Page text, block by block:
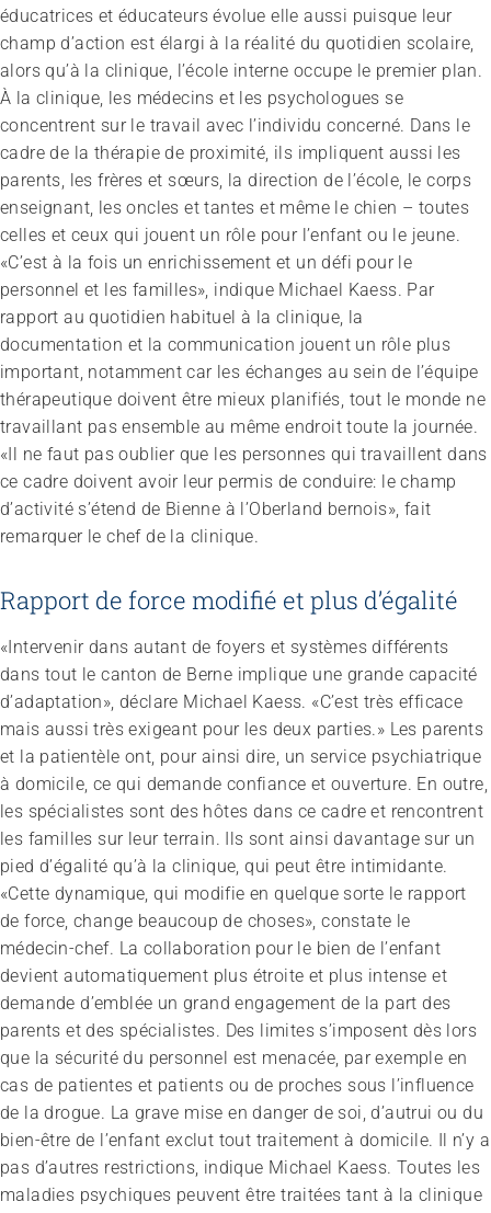
éducatrices et éducateurs évolue elle aussi puisque leur
champ d’action est élargi à la réalité du quotidien scolaire,
alors qu’à la clinique, l’école interne occupe le premier plan.
À la clinique, les médecins et les psychologues se
concentrent sur le travail avec l’individu concerné. Dans le
cadre de la thérapie de proximité, ils impliquent aussi les
parents, les frères et sœurs, la direction de l’école, le corps
enseignant, les oncles et tantes et même le chien – toutes
celles et ceux qui jouent un rôle pour l’enfant ou le jeune.
«C’est à la fois un enrichissement et un défi pour le
personnel et les familles», indique Michael Kaess. Par
rapport au quotidien habituel à la clinique, la
documentation et la communication jouent un rôle plus
important, notamment car les échanges au sein de l’équipe
thérapeutique doivent être mieux planifiés, tout le monde ne
travaillant pas ensemble au même endroit toute la journée.
«Il ne faut pas oublier que les personnes qui travaillent dans
ce cadre doivent avoir leur permis de conduire: le champ
d’activité s’étend de Bienne à l’Oberland bernois», fait
remarquer le chef de la clinique.
Rapport de force modifié et plus d’égalité
«Intervenir dans autant de foyers et systèmes différents
dans tout le canton de Berne implique une grande capacité
d’adaptation», déclare Michael Kaess. «C’est très efficace
mais aussi très exigeant pour les deux parties.» Les parents
et la patientèle ont, pour ainsi dire, un service psychiatrique
à domicile, ce qui demande confiance et ouverture. En outre,
les spécialistes sont des hôtes dans ce cadre et rencontrent
les familles sur leur terrain. Ils sont ainsi davantage sur un
pied d’égalité qu’à la clinique, qui peut être intimidante.
«Cette dynamique, qui modifie en quelque sorte le rapport
de force, change beaucoup de choses», constate le
médecin-­chef. La collaboration pour le bien de l’enfant
devient auto­matiquement plus étroite et plus intense et
demande d’emblée un grand engagement de la part des
parents et des spécialistes. Des limites s’imposent dès lors
que la sécurité du personnel est menacée, par exemple en
cas de patientes et patients ou de proches sous l’influence
de la drogue. La grave mise en danger de soi, d’autrui ou du
bien-être de l’enfant exclut tout traitement à domicile. Il n’y a
pas d’autres restrictions, indique Michael Kaess. Toutes les
maladies psychiques peuvent être traitées tant à la clinique